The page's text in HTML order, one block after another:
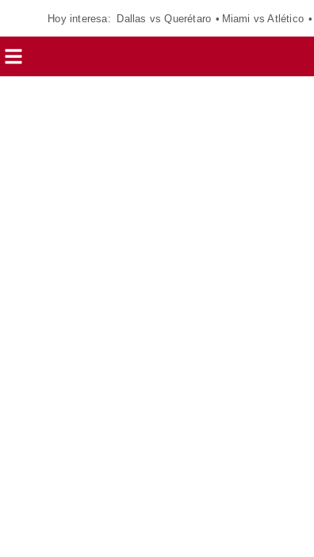
Hoy interesa: Dallas vs Querétaro Miami vs Atlético